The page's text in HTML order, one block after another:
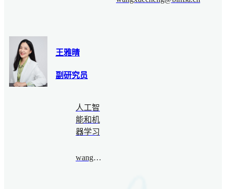
王雅晴
副研究员
人工智
能和机
器学习
wangyaqing@bimsa.cn